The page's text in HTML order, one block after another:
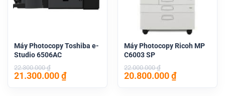
Máy Photocopy Toshiba e-
Studio 6506AC
22.300.000₫
Giá
21.300.000₫Giá
hiện
Máy Photocopy Ricoh MP
C6003 SP
22.000.000₫
Giá
20.800.000₫Giá
hiện